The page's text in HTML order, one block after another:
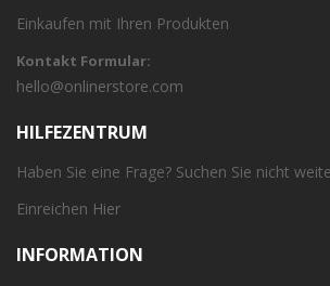
Einkaufen mit Ihren Produkten
Kontakt Formular:
hello@onlinerstore.com
HILFEZENTRUM
Haben Sie eine Frage? Suchen Sie nicht
Einreichen Hier
INFORMATION